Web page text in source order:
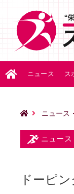
ニュース ス
ニュース
ニュース
ドーピ